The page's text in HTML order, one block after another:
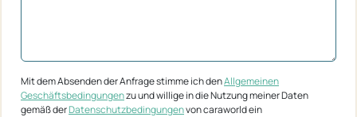
Mit dem Absenden der Anfrage stimme ich denAllgemeinen
Geschäftsbedingungenzu und willige in die Nutzung meiner Daten
gemäß derDatenschutzbedingungenvon caraworld ein